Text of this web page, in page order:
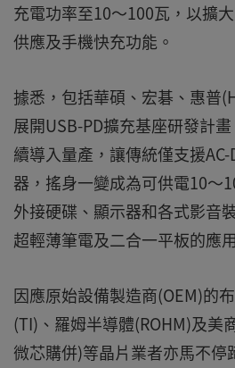
充電功率至10～100瓦，以擴
供應及手機快充功能。
據悉，包括華碩、宏碁、惠普
展開USB-PD擴充基座研發計
續導入量產，讓傳統僅支援
器，搖身一變成為可供電10～
外接硬碟、顯示器和各式影音
超輕薄筆電及二合一平板的應
因應原始設備製造商(OEM)的
(TI)、羅姆半導體(ROHM)及美
微芯購併)等晶片業者亦馬不停